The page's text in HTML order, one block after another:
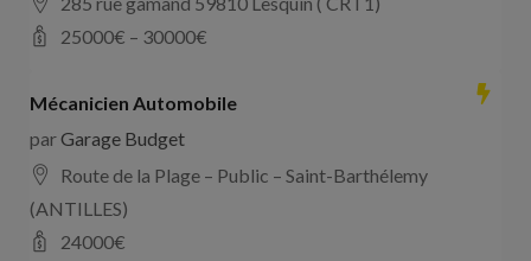
25000€ – 30000€
Mécanicien Automobile
parGarage Budget
Route de la Plage – Public – Saint-Barthélemy
(ANTILLES)
24000€